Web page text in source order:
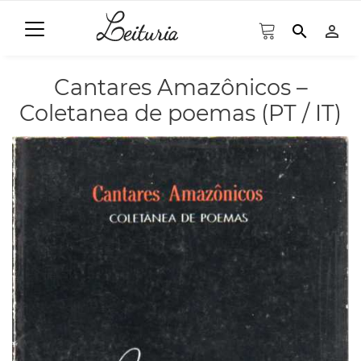
search person_outline
Cantares Amazônicos –
Coletanea de poemas (PT / IT)